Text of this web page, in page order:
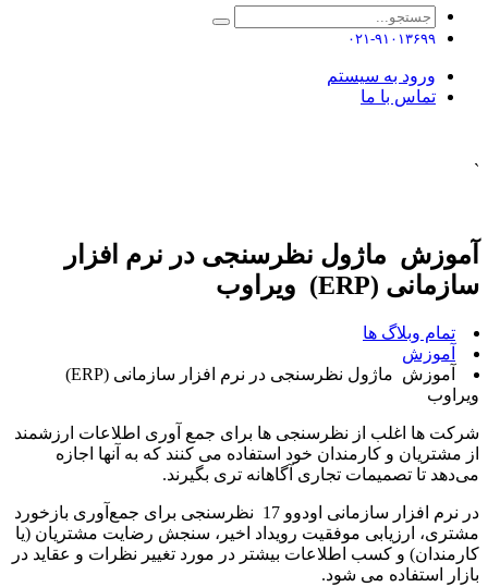
۰۲۱-۹۱۰۱۳۶۹۹
ورود به سیستم
تماس با ما
`
آموزش ماژول نظرسنجی در نرم افزار
سازمانی (ERP) ویراوب
تمام وبلاگ ها
آموزش
آموزش ماژول نظرسنجی در نرم افزار سازمانی (ERP)
ویراوب
شرکت ها اغلب از نظرسنجی ها برای جمع آوری اطلاعات ارزشمند
از مشتریان و کارمندان خود استفاده می کنند که به آنها اجازه
می‌دهد تا تصمیمات تجاری آگاهانه تری بگیرند.
در نرم افزار سازمانی اودوو 17 نظرسنجی برای جمع‌آوری بازخورد
مشتری، ارزیابی موفقیت رویداد اخیر، سنجش رضایت مشتریان (یا
کارمندان) و کسب اطلاعات بیشتر در مورد تغییر نظرات و عقاید در
بازار استفاده می شود.